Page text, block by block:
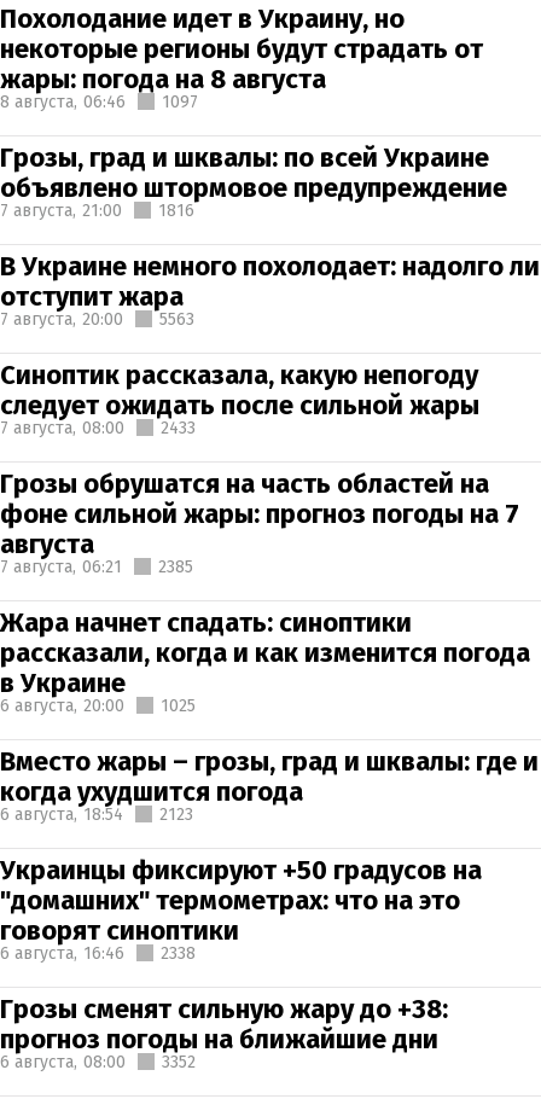
Похолодание идет в Украину, но
некоторые регионы будут страдать от
жары: погода на 8 августа
8 августа, 06:46 1097
Грозы, град и шквалы: по всей Украине
объявлено штормовое предупреждение
7 августа, 21:00 1816
В Украине немного похолодает: надолго ли
отступит жара
7 августа, 20:00 5563
Синоптик рассказала, какую непогоду
следует ожидать после сильной жары
7 августа, 08:00 2433
Грозы обрушатся на часть областей на
фоне сильной жары: прогноз погоды на 7
августа
7 августа, 06:21 2385
Жара начнет спадать: синоптики
рассказали, когда и как изменится погода
в Украине
6 августа, 20:00 1025
Вместо жары – грозы, град и шквалы: где и
когда ухудшится погода
6 августа, 18:54 2123
Украинцы фиксируют +50 градусов на
"домашних" термометрах: что на это
говорят синоптики
6 августа, 16:46 2338
Грозы сменят сильную жару до +38:
прогноз погоды на ближайшие дни
6 августа, 08:00 3352